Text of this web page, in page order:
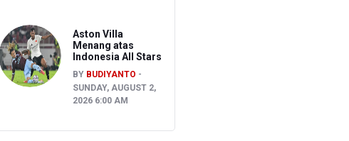
Aston Villa
Menang atas
Indonesia All Stars
BY BUDIYANTO
SUNDAY, AUGUST 2,
2026 6:00 AM